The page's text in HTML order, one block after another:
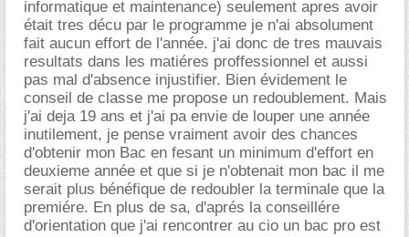
informatique et maintenance) seulement apres avoir
était tres décu par le programme je n'ai absolument
fait aucun effort de l'année. j'ai donc de tres mauvais
resultats dans les matiéres proffessionnel et aussi
pas mal d'absence injustifier. Bien évidement le
conseil de classe me propose un redoublement. Mais
j'ai deja 19 ans et j'ai pa envie de louper une année
inutilement, je pense vraiment avoir des chances
d'obtenir mon Bac en fesant un minimum d'effort en
deuxieme année et que si je n'obtenait mon bac il me
serait plus bénéfique de redoubler la terminale que la
premiére. En plus de sa, d'aprés la conseillére
d'orientation que j'ai rencontrer au cio un bac pro est